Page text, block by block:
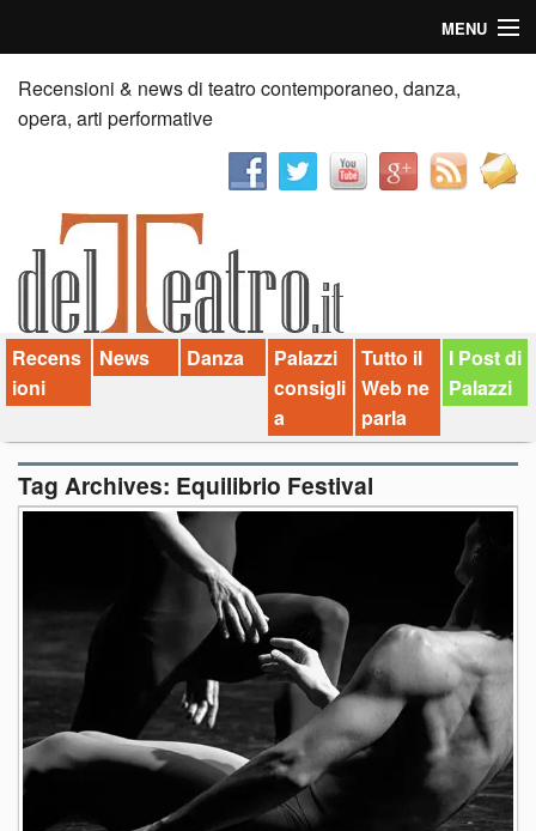
MENU
Home
Recensioni
News
Palazzi consiglia
Video
Chi siamo
Contatti
Recensioni & news di teatro contemporaneo, danza,
opera, arti performative
Recens
ioni
News Danza
Palazzi
consigli
a
Tutto il
Web ne
parla
I Post di
Palazzi
Tag Archives: Equilibrio Festival